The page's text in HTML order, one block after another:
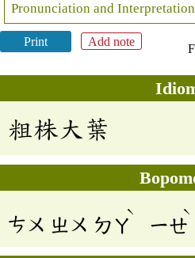
Pronunciation and Interpretation
Print Add note
粗株大葉
ㄘㄨ ㄓㄨ ㄉㄚ
ˋ
ㄧㄝ
ˋ